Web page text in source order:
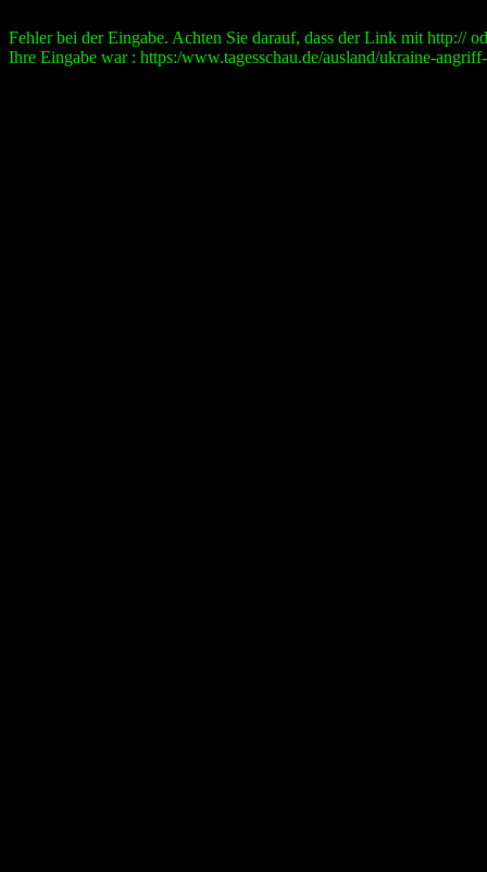
Fehler bei der Eingabe. Achten Sie darauf, dass der Link mit http://
Ihre Eingabe war : https:/www.tagesschau.de/ausland/ukraine-